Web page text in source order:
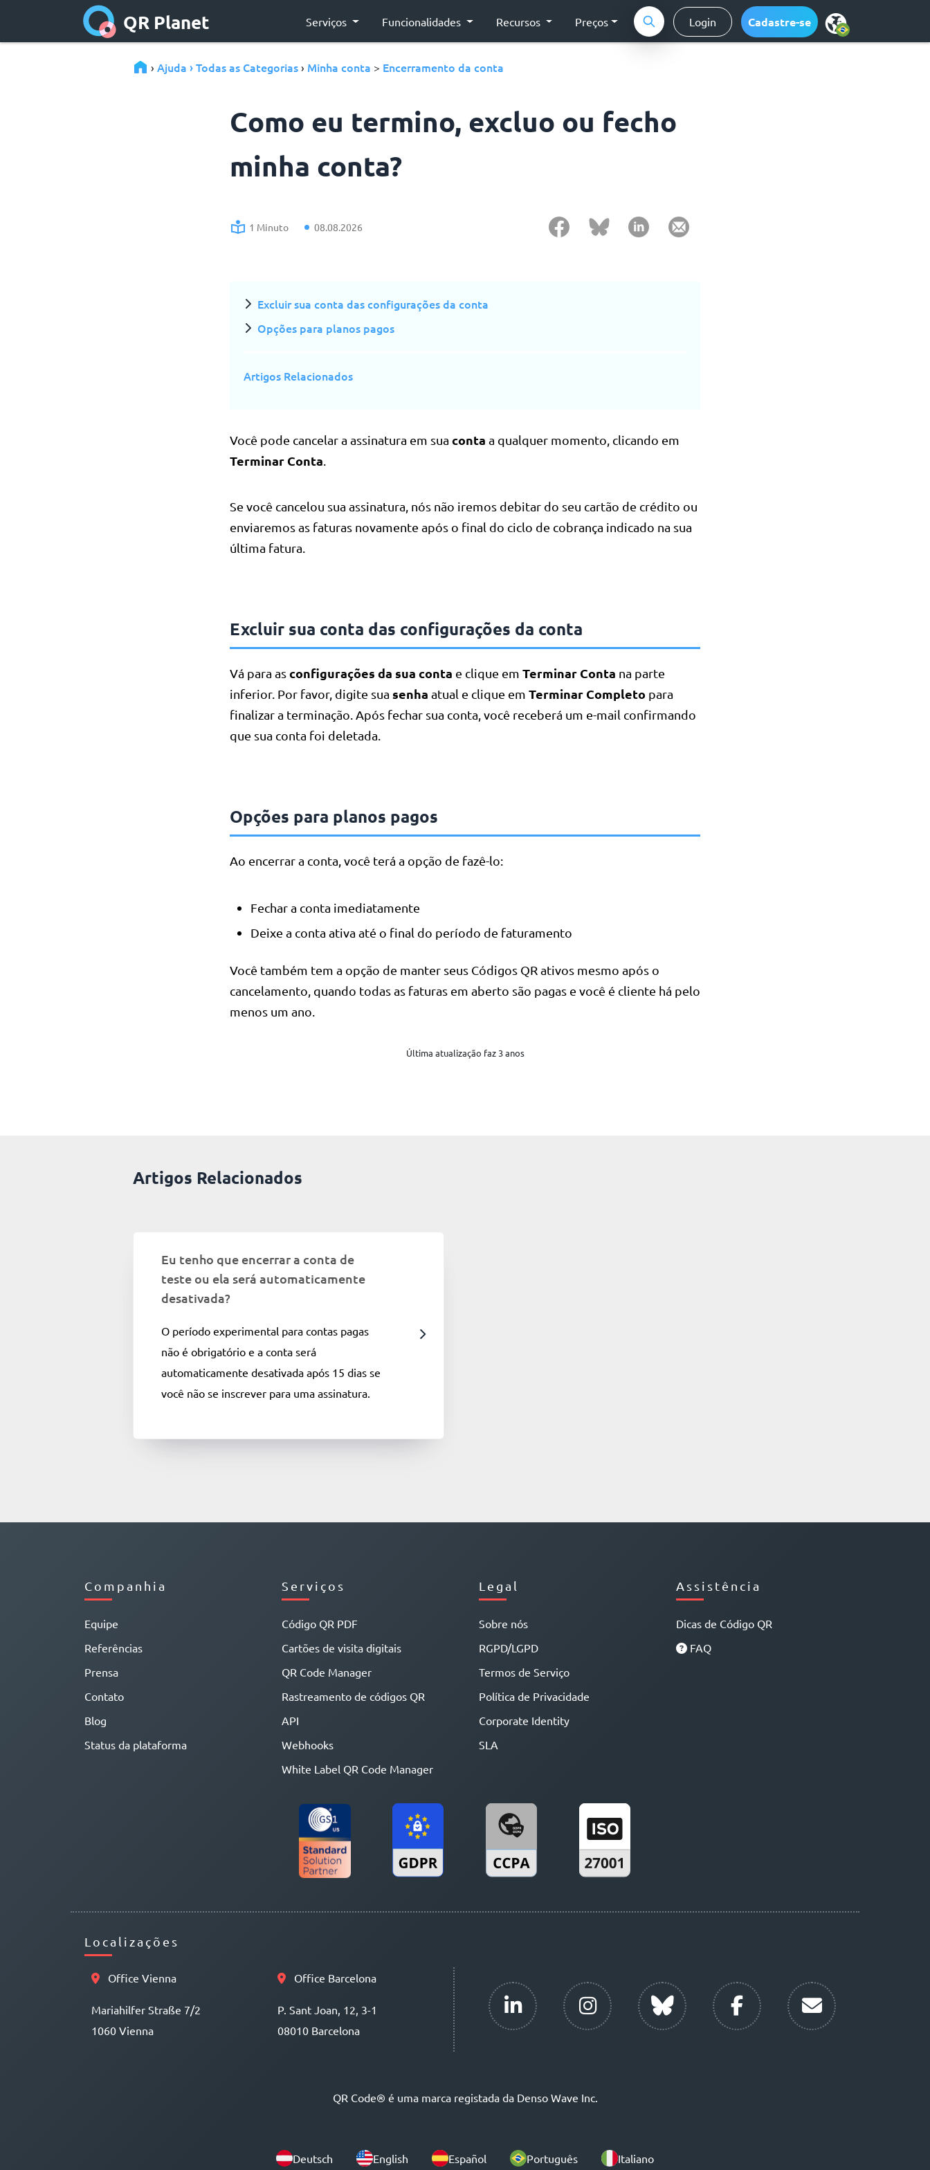
QR Planet Serviços Funcionalidades Recursos Preços Login Cadastre-se
› Ajuda › Todas as Categorias › Minha conta > Encerramento da conta
Como eu termino, excluo ou fecho
minha conta?
1 Minuto 08.08.2026
Excluir sua conta das configurações da conta
Opções para planos pagos
Artigos Relacionados
Você pode cancelar a assinatura em sua conta a qualquer momento, clicando em
Terminar Conta.
Se você cancelou sua assinatura, nós não iremos debitar do seu cartão de crédito ou
enviaremos as faturas novamente após o final do ciclo de cobrança indicado na sua
última fatura.
Excluir sua conta das configurações da conta
Vá para asconfigurações da sua conta e clique em Terminar Conta na parte
inferior. Por favor, digite sua senha atual e clique em Terminar Completo para
finalizar a terminação. Após fechar sua conta, você receberá um e-mail confirmando
que sua conta foi deletada.
Opções para planos pagos
Ao encerrar a conta, você terá a opção de fazê-lo:
Fechar a conta imediatamente
Deixe a conta ativa até o final do período de faturamento
Você também tem a opção de manter seus Códigos QR ativos mesmo após o
cancelamento, quando todas as faturas em aberto são pagas e você é cliente há pelo
menos um ano.
Última atualização faz 3 anos
Artigos Relacionados
Eu tenho que encerrar a conta de
teste ou ela será automaticamente
desativada?
O período experimental para contas pagas
não é obrigatório e a conta será
automaticamente desativada após 15 dias se
você não se inscrever para uma assinatura.
Companhia
Equipe
Referências
Prensa
Contato
Blog
Status da plataforma
Serviços
Código QR PDF
Cartões de visita digitais
QR Code Manager
Rastreamento de códigos QR
API
Webhooks
White Label QR Code Manager
Legal
Sobre nós
RGPD/LGPD
Termos de Serviço
Política de Privacidade
Corporate Identity
SLA
Assistência
Dicas de Código QR
FAQ
Localizações
Office Vienna
Mariahilfer Straße 7/2
1060 Vienna
Office Barcelona
P. Sant Joan, 12, 3-1
08010 Barcelona
QR Code® é uma marca registada da Denso Wave Inc.
Deutsch English Español Português Italiano